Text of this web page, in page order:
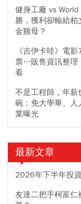
健身工廠 vs
勝，獲利卻輸給
金雞母？
《吉伊卡哇》電
票…販售資訊整理
看
不是工程師，年
碗：免大學畢、
業曝光
最新文章
2026年下半年投
友達二把手柯富仁